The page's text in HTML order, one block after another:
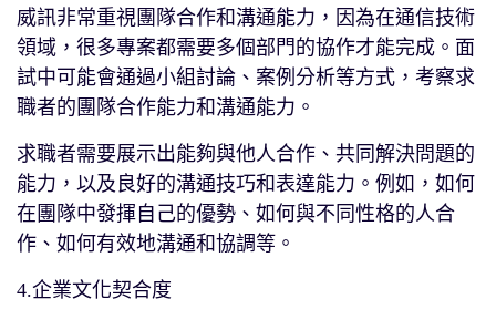
威訊非常重視團隊合作和溝通能力，因為在通信技術
領域，很多專案都需要多個部門的協作才能完成。面
試中可能會通過小組討論、案例分析等方式，考察求
職者的團隊合作能力和溝通能力。
求職者需要展示出能夠與他人合作、共同解決問題的
能力，以及良好的溝通技巧和表達能力。例如，如何
在團隊中發揮自己的優勢、如何與不同性格的人合
作、如何有效地溝通和協調等。
4.企業文化契合度